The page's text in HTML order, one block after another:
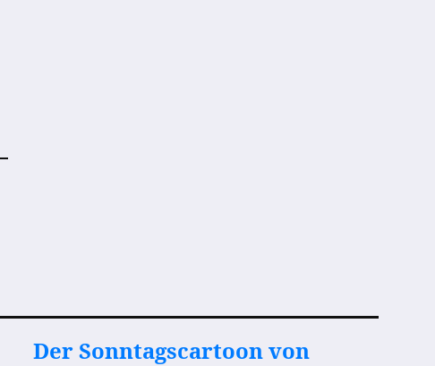
Der Sonntagscartoon von